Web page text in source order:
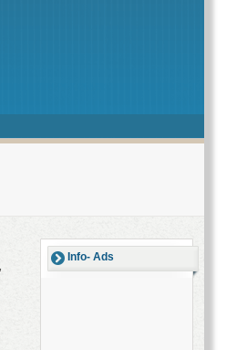
Info- Ads